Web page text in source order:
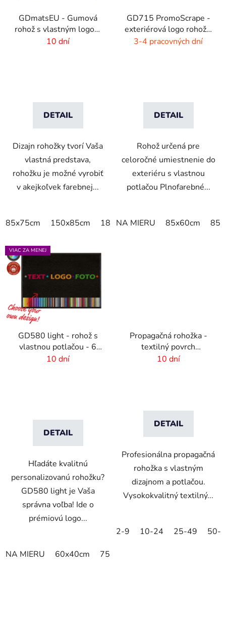
GDmatsEU - Gumová
rohož s vlastným logom
- interiér-exteriér
10 dní
DETAIL
Dizajn rohožky tvorí Vaša
vlastná predstava,
rohožku je možné vyrobiť
v akejkoľvek farebnej...
85x75cm 150x85cm 180x115cm 250x150cm
GD715 PromoScrape -
exteriérová logo rohož -
7 mm vlas
3-4 pracovných dní
DETAIL
Rohož určená pre
celoročné umiestnenie do
exteriéru s vlastnou
potlačou Plnofarebné...
NA MIERU 85x60cm
VIAC ZA MENEJ
GD580 light - rohož s
vlastnou potlačou - 6
mm vlas
10 dní
DETAIL
Hľadáte kvalitnú
personalizovanú rohožku?
GD580 light je Vaša
správna voľba! Ide o
prémiovú logo...
NA MIERU 60x40cm 75x60cm
Propagačná rohožka -
textilný povrch
-60x40cm
10 dní
DETAIL
Profesionálna propagačná
rohožka s vlastným
dizajnom a potlačou.
Vysokokvalitný textilný...
2-9 10-24 25-49 50-